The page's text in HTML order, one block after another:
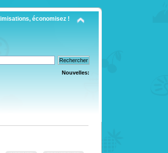
économisez !
Nouvelles: